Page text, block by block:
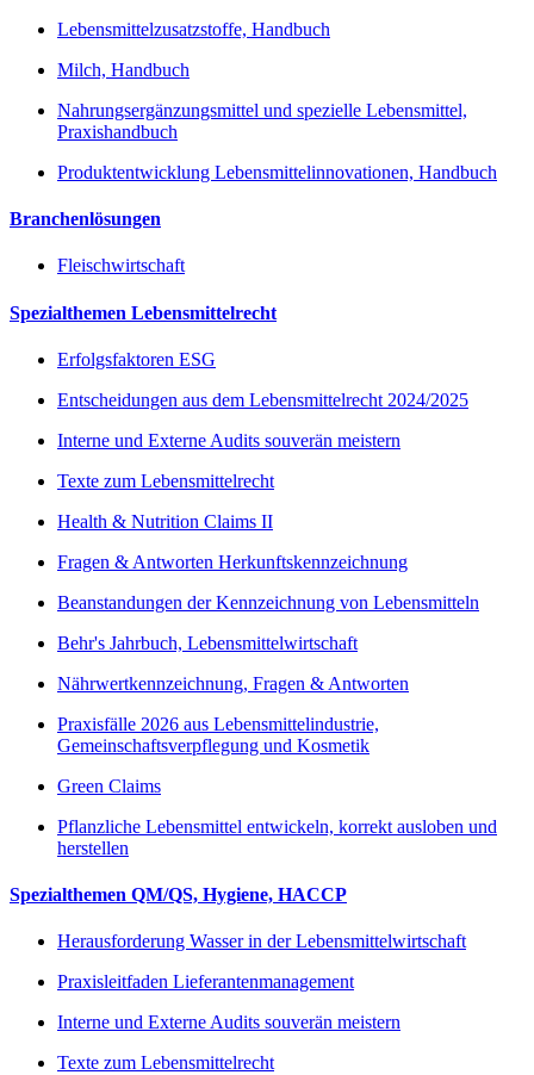
Lebensmittelzusatzstoffe, Handbuch
Milch, Handbuch
Nahrungsergänzungsmittel und spezielle Lebensmittel,
Praxishandbuch
Produktentwicklung Lebensmittelinnovationen, Handbuch
Branchenlösungen
Fleischwirtschaft
Spezialthemen Lebensmittelrecht
Erfolgsfaktoren ESG
Entscheidungen aus dem Lebensmittelrecht 2024/2025
Interne und Externe Audits souverän meistern
Texte zum Lebensmittelrecht
Health & Nutrition Claims II
Fragen & Antworten Herkunftskennzeichnung
Beanstandungen der Kennzeichnung von Lebensmitteln
Behr's Jahrbuch, Lebensmittelwirtschaft
Nährwertkennzeichnung, Fragen & Antworten
Praxisfälle 2026 aus Lebensmittelindustrie,
Gemeinschaftsverpflegung und Kosmetik
Green Claims
Pflanzliche Lebensmittel entwickeln, korrekt ausloben und
herstellen
Spezialthemen QM/QS, Hygiene, HACCP
Herausforderung Wasser in der Lebensmittelwirtschaft
Praxisleitfaden Lieferantenmanagement
Interne und Externe Audits souverän meistern
Texte zum Lebensmittelrecht